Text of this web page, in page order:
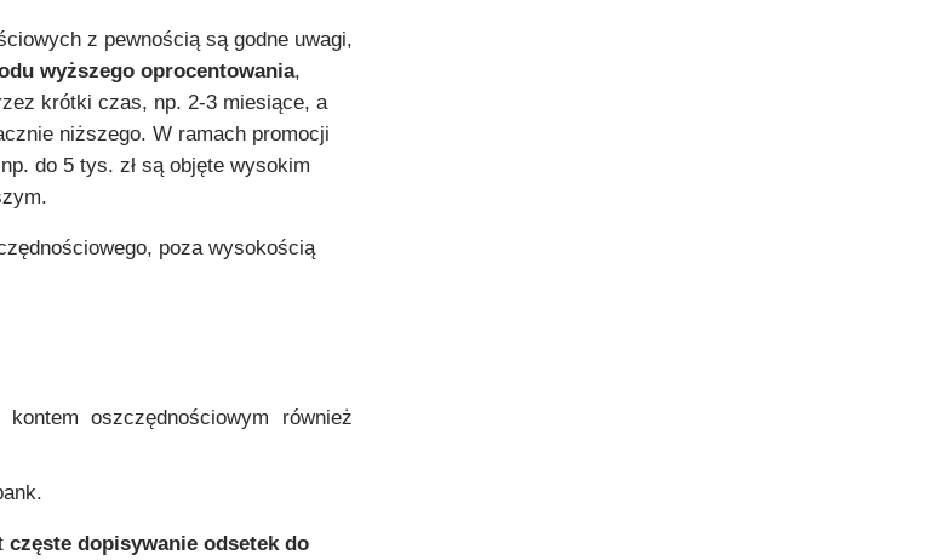
z pewnością są godne uwagi,
wyższego oprocentowania,
krótki czas, np. 2-3 miesiące, a
niższego. W ramach promocji
do 5 tys. zł są objęte wysokim
poza wysokością
oszczędnościowym również
częste dopisywanie odsetek do